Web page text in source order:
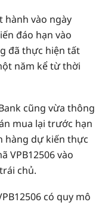
hành vào ngày
đáo hạn vào
đã thực hiện tất
năm kể từ thời
cũng vừa thông
mua lại trước hạn
hàng dự kiến thực
VPB12506 vào
chủ.
có quy mô